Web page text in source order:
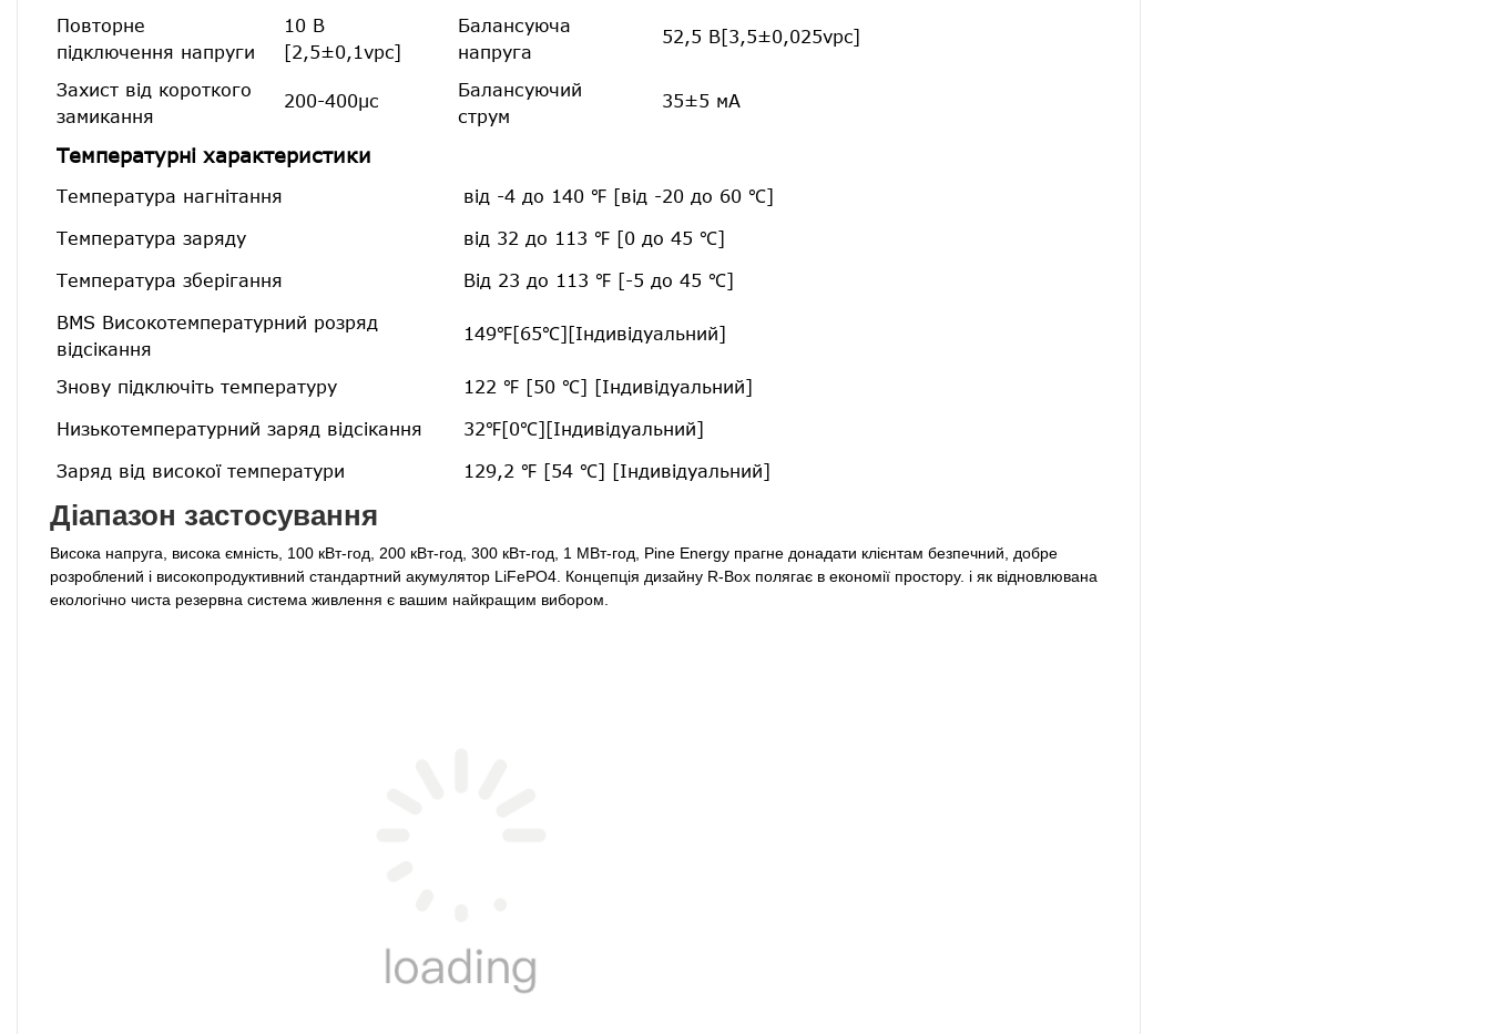
Повторне
підключення напруги
10 В
[2,5±0,1vpc]
Балансуюча
напруга
52,5 В[3,5±0,025vpc]
Захист від короткого
замикання
200-400μс
Балансуючий
струм
35±5 мА
Температурні характеристики
Температура нагнітання від -4 до 140 ℉ [від -20 до 60 ℃]
Температура заряду від 32 до 113 ℉ [0 до 45 ℃]
Температура зберігання Від 23 до 113 ℉ [-5 до 45 ℃]
BMS Високотемпературний розряд
відсікання
149℉[65℃][Індивідуальний]
Знову підключіть температуру 122 ℉ [50 ℃] [Індивідуальний]
Низькотемпературний заряд відсікання 32℉[0℃][Індивідуальний]
Заряд від високої температури 129,2 ℉ [54 ℃] [Індивідуальний]
Діапазон застосування
Висока напруга, висока ємність, 100 кВт-год, 200 кВт-год, 300 кВт-год, 1 МВт-год, Pine Energy прагне донадати клієнтам безпечний, добре
розроблений і високопродуктивний стандартний акумулятор LiFePO4. Концепція дизайну R-Box полягає в економії простору. і як відновлювана
екологічно чиста резервна система живлення є вашим найкращим вибором.